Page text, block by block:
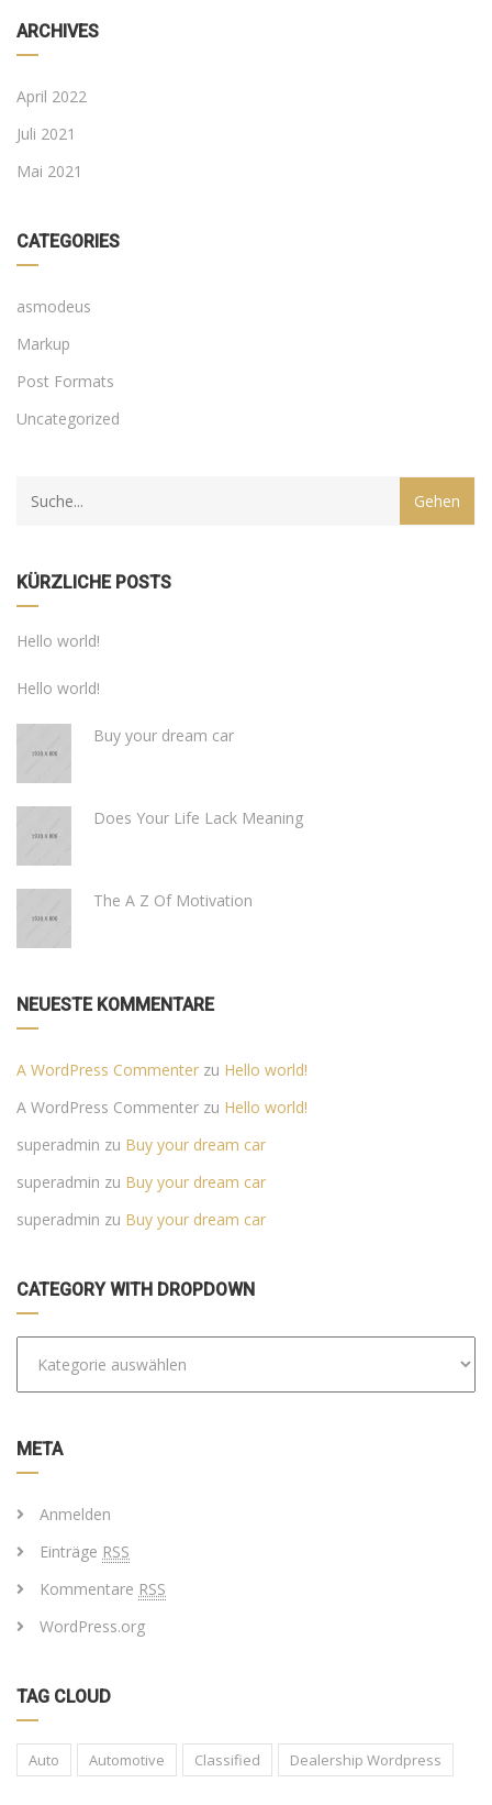
ARCHIVES
April 2022
Juli 2021
Mai 2021
CATEGORIES
asmodeus
Markup
Post Formats
Uncategorized
KÜRZLICHE POSTS
Hello world!
Hello world!
Buy your dream car
Does Your Life Lack Meaning
The A Z Of Motivation
NEUESTE KOMMENTARE
A WordPress Commenter zu Hello world!
A WordPress Commenter zu Hello world!
superadmin zu Buy your dream car
superadmin zu Buy your dream car
superadmin zu Buy your dream car
CATEGORY WITH DROPDOWN
META
Anmelden
Einträge RSS
Kommentare RSS
WordPress.org
TAG CLOUD
Auto Automotive Classified Dealership Wordpress